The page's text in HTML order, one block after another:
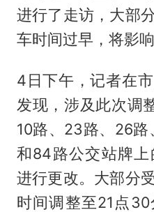
进行了走访，大部
车时间过早，将影
4日下午，记者在
发现，涉及此次调
10路、23路、26
和84路公交站牌
进行更改。大部分
时间调整至21点